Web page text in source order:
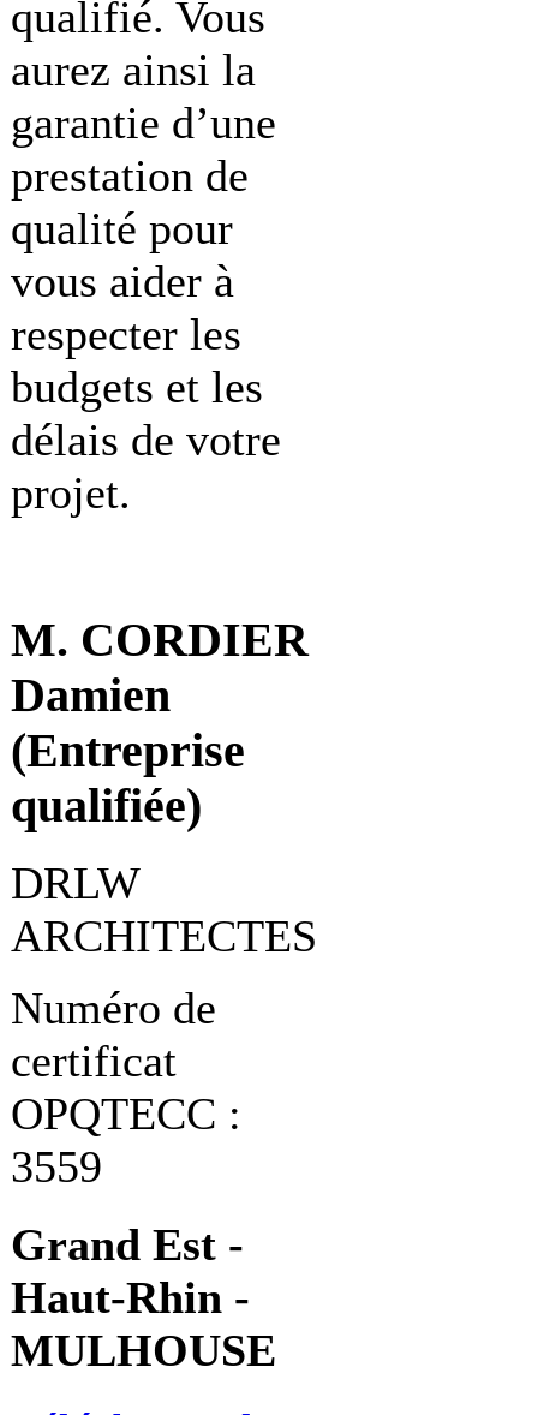
qualifié. Vous
aurez ainsi la
garantie d’une
prestation de
qualité pour
vous aider à
respecter les
budgets et les
délais de votre
projet.
M. CORDIER
Damien
(Entreprise
qualifiée)
DRLW
ARCHITECTES
Numéro de
certificat
OPQTECC :
3559
Grand Est -
Haut-Rhin -
MULHOUSE